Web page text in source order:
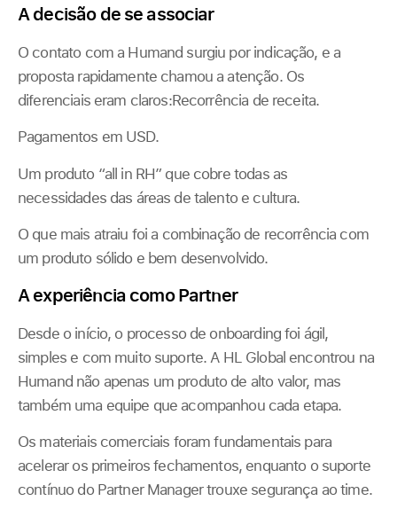
A decisão de se associar
O contato com a Humand surgiu por indicação, e a
proposta rapidamente chamou a atenção. Os
diferenciais eram claros:Recorrência de receita.
Pagamentos em USD.
Um produto “all in RH” que cobre todas as
necessidades das áreas de talento e cultura.
O que mais atraiu foi a combinação de recorrência com
um produto sólido e bem desenvolvido.
A experiência como Partner
Desde o início, o processo de onboarding foi ágil,
simples e com muito suporte. A HL Global encontrou na
Humand não apenas um produto de alto valor, mas
também uma equipe que acompanhou cada etapa.
Os materiais comerciais foram fundamentais para
acelerar os primeiros fechamentos, enquanto o suporte
contínuo do Partner Manager trouxe segurança ao time.